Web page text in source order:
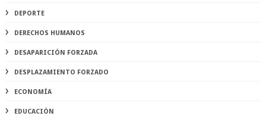
DEPORTE
DERECHOS HUMANOS
DESAPARICIÓN FORZADA
DESPLAZAMIENTO FORZADO
ECONOMÍA
EDUCACIÓN